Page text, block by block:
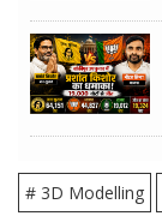
# 3D Modelling